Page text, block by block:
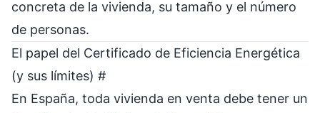
concreta de la vivienda, su tamaño y el número
de personas.
El papel del Certificado de Eficiencia Energética
(y sus límites) #
En España, toda vivienda en venta debe tener un